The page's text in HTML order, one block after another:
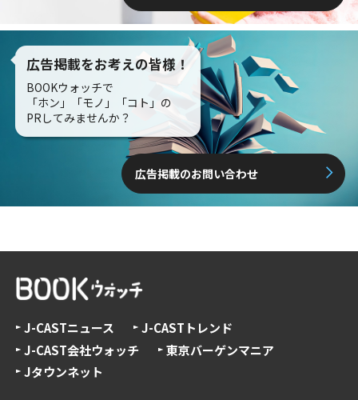
広告掲載をお考えの皆様！
BOOKウォッチで
「ホン」「モノ」「コト」の
PRしてみませんか？
広告掲載のお問い合わせ
J-CASTニュース
J-CASTトレンド
J-CAST会社ウォッチ
東京バーゲンマニア
Jタウンネット